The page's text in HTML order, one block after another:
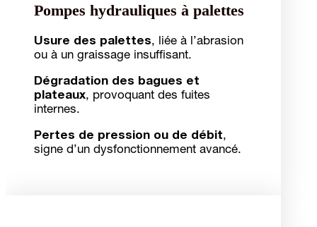
Pompes hydrauliques à palettes
Usure des palettes, liée à l’abrasion
ou à un graissage insuffisant.
Dégradation des bagues et
plateaux, provoquant des fuites
internes.
Pertes de pression ou de débit,
signe d’un dysfonctionnement avancé.